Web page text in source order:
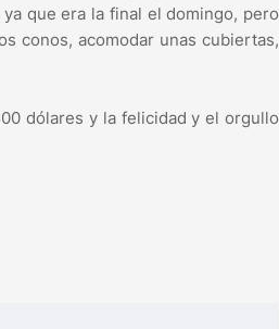
que era la final el domingo, pero
conos, acomodar unas cubiertas,
dólares y la felicidad y el orgullo